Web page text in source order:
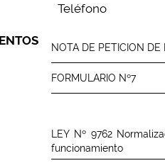
Teléfono
NOTA DE PETICION DE
FORMULARIO Nº7
LEY Nº 9762
funcionamiento